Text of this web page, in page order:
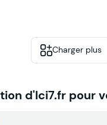
Charger plus
d'Ici7.fr pour